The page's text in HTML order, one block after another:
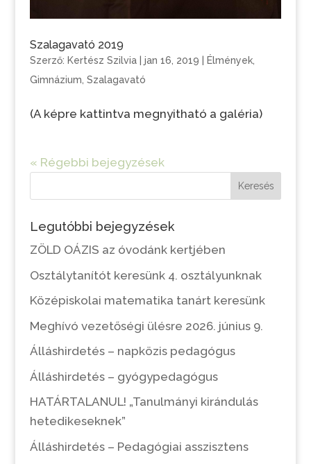
Szalagavató 2019
Szerző: Kertész Szilvia| jan 16, 2019 Élmények,
Gimnázium, Szalagavató
(A képre kattintva megnyitható a galéria)
« Régebbi bejegyzések
Keresés
Legutóbbi bejegyzések
ZÖLD OÁZIS az óvodánk kertjében
Osztálytanítót keresünk 4. osztályunknak
Középiskolai matematika tanárt keresünk
Meghívó vezetőségi ülésre 2026. június 9.
Álláshirdetés – napközis pedagógus
Álláshirdetés – gyógypedagógus
HATÁRTALANUL! „Tanulmányi kirándulás
hetedikeseknek”
Álláshirdetés – Pedagógiai asszisztens